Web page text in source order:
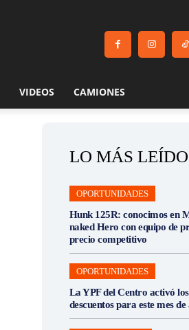
VIDEOS CAMIONES
LO MÁS LEÍDO
OPORTUNIDADES
Hunk 125R: conocimos en
naked Hero con equipo de
precio competitivo
OPORTUNIDADES
La YPF del Centro activó los
descuentos para este mes de